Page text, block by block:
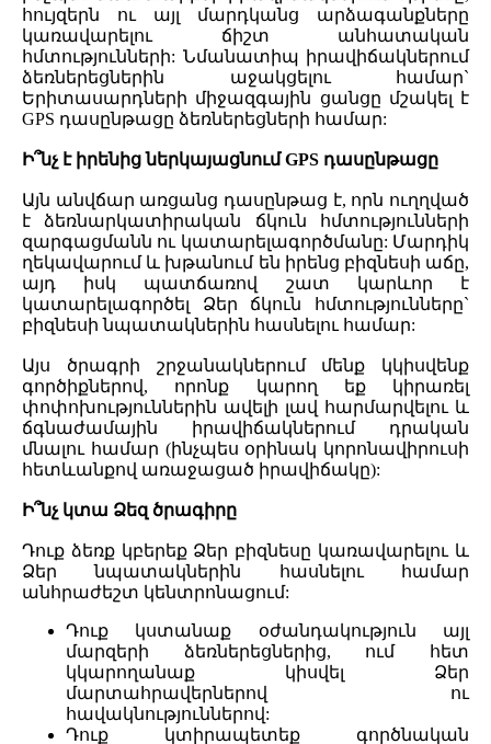
հույզերն ու այլ մարդկանց արձագանքները
կառավարելու ճիշտ անհատական
հմտությունների: Նմանատիպ իրավիճակներում
ձեռներեցներին աջակցելու համար`
Երիտասարդների միջազգային ցանցը մշակել է
GPS դասընթացը ձեռներեցների համար:
Ի՞նչ է իրենից ներկայացնում GPS դասընթացը
Այն անվճար առցանց դասընթաց է, որն ուղղված
է ձեռնարկատիրական ճկուն հմտությունների
զարգացմանն ու կատարելագործմանը: Մարդիկ
ղեկավարում և խթանում են իրենց բիզնեսի աճը,
այդ իսկ պատճառով շատ կարևոր է
կատարելագործել Ձեր ճկուն հմտությունները`
բիզնեսի նպատակներին հասնելու համար:
Այս ծրագրի շրջանակներում մենք կկիսվենք
գործիքներով, որոնք կարող եք կիրառել
փոփոխություններին ավելի լավ հարմարվելու և
ճգնաժամային իրավիճակներում դրական
մնալու համար (ինչպես օրինակ կորոնավիրուսի
հետևանքով առաջացած իրավիճակը):
Ի՞նչ կտա Ձեզ ծրագիրը
Դուք ձեռք կբերեք Ձեր բիզնեսը կառավարելու և
Ձեր նպատակներին հասնելու համար
անհրաժեշտ կենտրոնացում:
Դուք կստանաք օժանդակություն այլ
մարզերի ձեռներեցներից, ում հետ
կկարողանաք կիսվել Ձեր
մարտահրավերներով ու
հավակնություններով:
Դուք կտիրապետեք գործնական